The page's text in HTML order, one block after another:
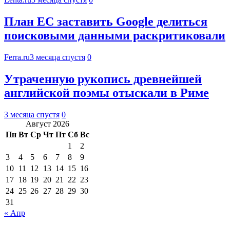
План ЕС заставить Google делиться
поисковыми данными раскритиковали
Ferra.ru3 месяца спустя 0
Утраченную рукопись древнейшей
английской поэмы отыскали в Риме
3 месяца спустя 0
Август 2026
Пн Вт Ср Чт Пт Сб Вс
1
2
3
4 5 6 7 8
9
10 11 12 13 14 15 16
17 18 19 20 21 22 23
24 25 26 27 28 29 30
31
« Апр